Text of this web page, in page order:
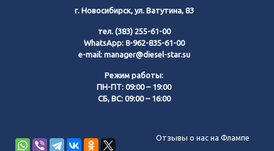
г. Новосибирск, ул. Ватутина, 83
тел. (383) 255-61-00
WhatsApp: 8-962-835-61-00
e-mail: manager@diesel-star.su
Режим работы:
ПН-ПТ: 09:00 – 19:00
СБ, ВС: 09:00 – 16:00
Отзывы о нас на Флампе